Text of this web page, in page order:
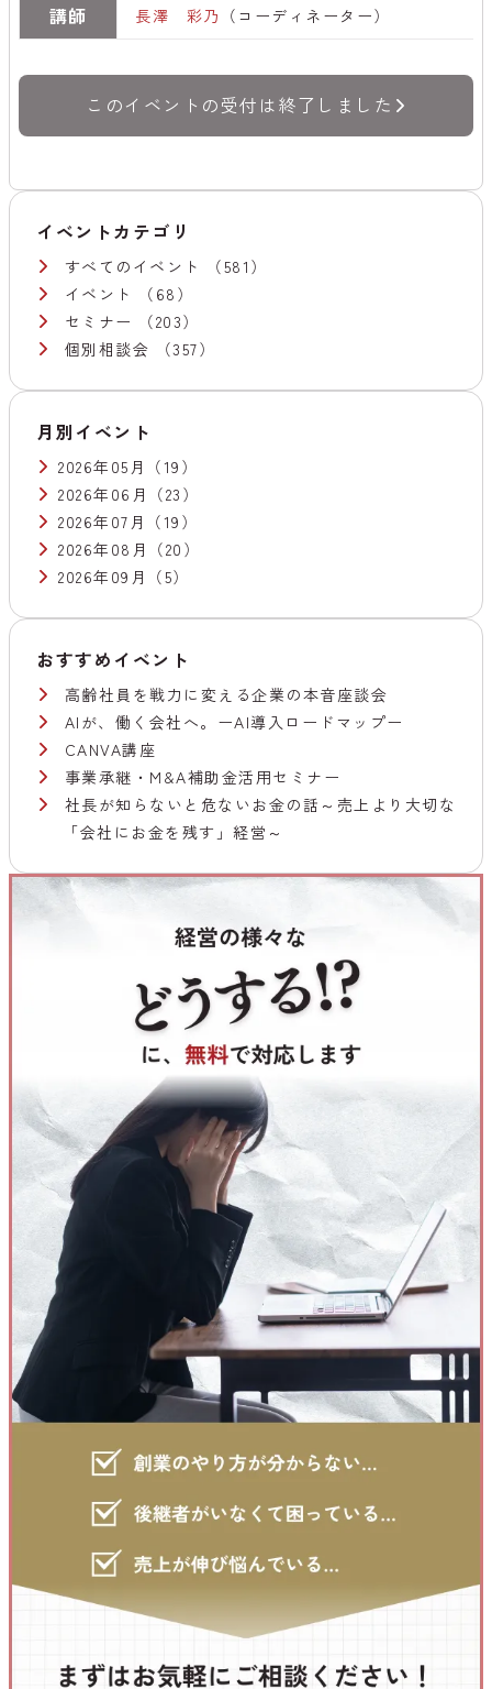
講師 長澤 彩乃 （コーディネーター）
このイベントの受付は終了しました
イベントカテゴリ
すべてのイベント
（581）
イベント
（68）
セミナー
（203）
個別相談会
（357）
月別イベント
2026年05月
（19）
2026年06月
（23）
2026年07月
（19）
2026年08月
（20）
2026年09月
（5）
おすすめイベント
高齢社員を戦力に変える企業の本音座談会
AIが、働く会社へ。ーAI導入ロードマップー
CANVA講座
事業承継・M&A補助金活用セミナー
社長が知らないと危ないお金の話～売上より大切な
「会社にお金を残す」経営～